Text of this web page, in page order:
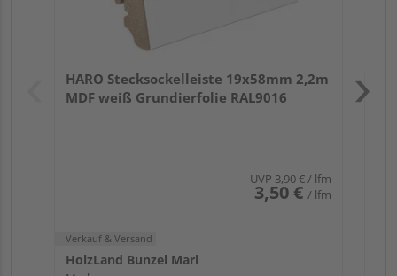
HARO Stecksockelleiste 19x58mm 2,2m
MDF weiß Grundierfolie RAL9016
UVP 3,90 €/ lfm
3,50 € / lfm
Verkauf & Versand
HolzLand Bunzel Marl